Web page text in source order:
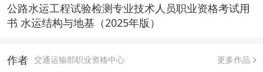
公路水运工程试验检测专业技术人员职业资格考试用
书 水运结构与地基（2025年版）
作者 交通运输部职业资格中心 更多作品